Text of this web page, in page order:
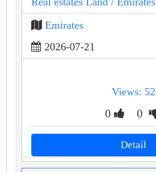
Emirates
2026-07-21
Views: 52
0 0
Detail